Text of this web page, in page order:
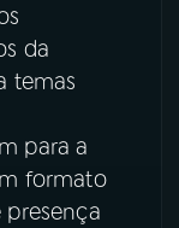
da
temas
para a
formato
presença